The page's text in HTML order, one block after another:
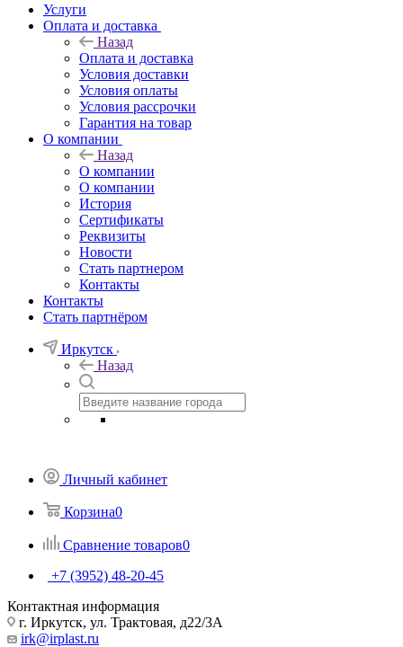
Услуги
Оплата и доставка
Назад
Оплата и доставка
Условия доставки
Условия оплаты
Условия рассрочки
Гарантия на товар
О компании
Назад
О компании
О компании
История
Сертификаты
Реквизиты
Новости
Стать партнером
Контакты
Контакты
Стать партнёром
Иркутск
Назад
Личный кабинет
Корзина0
Сравнение товаров0
+7 (3952) 48-20-45
Контактная информация
г. Иркутск, ул. Трактовая, д22/3А
irk@irplast.ru